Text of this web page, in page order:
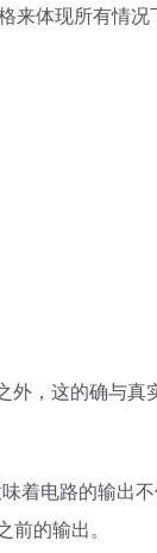
体现所有情况
，这的确与真
电路的输出
的输出。